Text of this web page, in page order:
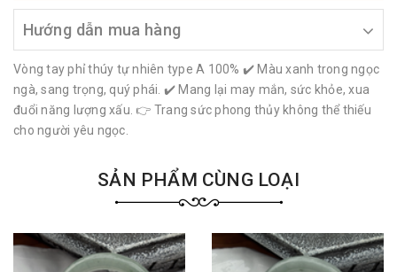
Hướng dẫn mua hàng
Vòng tay phỉ thúy tự nhiên type A 100% ✔️ Màu xanh trong ngọc
ngà, sang trọng, quý phái. ✔️ Mang lại may mắn, sức khỏe, xua
đuổi năng lượng xấu. 👉 Trang sức phong thủy không thể thiếu
cho người yêu ngọc.
SẢN PHẨM CÙNG LOẠI